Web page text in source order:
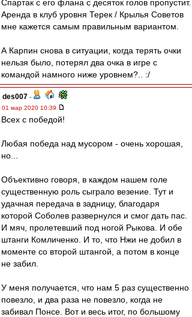
Спартак с его флана с десяток голов пропустит.
Аренда в клуб уровня Терек / Крылья Советов
мне кажется самым правильным вариантом.
А Карпин снова в ситуации, когда терять очки
нельзя было, потерял два очка в игре с
командой намного ниже уровнем?.. :/
des007 -
01 мар 2020 10:39
Всех с победой!
Любая победа над мусором - очень хорошая,
но...
Объективно говоря, в каждом нашем голе
существенную роль сыграло везение. Тут и
удачная передача в задницу, благодаря
которой Соболев развернулся и смог дать пас.
И мяч, пролетевший под ногой Рыкова. И обе
штанги Комличенко. И то, что Нжи не добил в
моменте со второй штангой, а потом в конце
не забил.
У меня получается, что нам 5 раз существенно
повезло, и два раза не повезло, когда не
забивал Понсе. Вот и весь итог, по большому